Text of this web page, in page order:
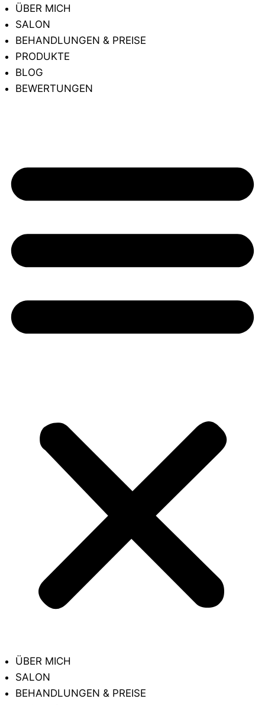
ÜBER MICH
SALON
BEHANDLUNGEN & PREISE
PRODUKTE
BLOG
BEWERTUNGEN
ÜBER MICH
SALON
BEHANDLUNGEN & PREISE